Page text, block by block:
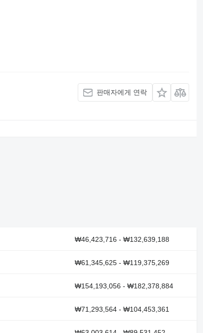
판매자에게 연락
₩46,423,716 - ₩132,639,188
₩61,345,625 - ₩119,375,269
₩154,193,056 - ₩182,378,884
₩71,293,564 - ₩104,453,361